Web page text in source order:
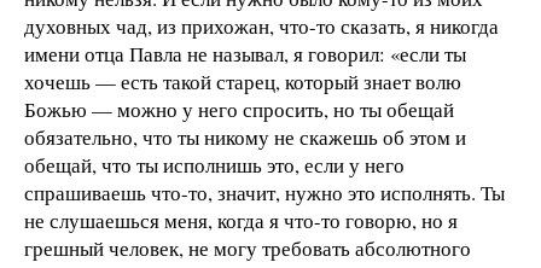
духовных чад, из прихожан, что-то сказать, я никогда
имени отца Павла не называл, я говорил: «если ты
хочешь — есть такой старец, который знает волю
Божью — можно у него спросить, но ты обещай
обязательно, что ты никому не скажешь об этом и
обещай, что ты исполнишь это, если у него
спрашиваешь что-то, значит, нужно это исполнять. Ты
не слушаешься меня, когда я что-то говорю, но я
грешный человек, не могу требовать абсолютного